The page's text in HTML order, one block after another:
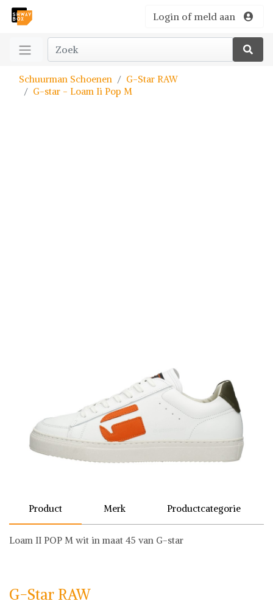
Login of meld aan
Schuurman Schoenen
G-Star RAW
G-star - Loam Ii Pop M
Product Merk Productcategorie
Loam II POP M wit in maat 45 van G-star
G-Star RAW